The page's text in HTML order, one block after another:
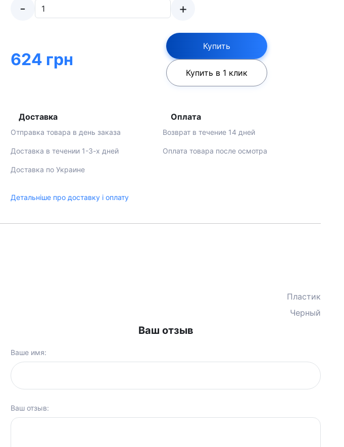
- +
624 грн
Купить
Купить в 1 клик
Доставка
Отправка товара в день заказа
Доставка в течении 1-3-х дней
Доставка по Украине
Оплата
Возврат в течение 14 дней
Оплата товара после осмотра
Детальніше про доставку і оплату
Пластик
Черный
Ваш отзыв
Ваше имя:
Ваш отзыв: